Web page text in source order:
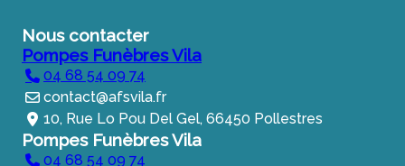
Nous contacter
Pompes Funèbres Vila
04 68 54 09 74
contact@afsvila.fr
10, Rue Lo Pou Del Gel, 66450 Pollestres
Pompes Funèbres Vila
04 68 54 09 74